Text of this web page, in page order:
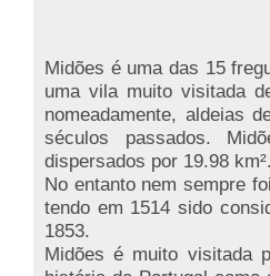
Midões é uma das 15
uma vila muito visitada
nomeadamente, aldeias
séculos passados.
dispersados por 19.98 km².
No entanto nem sempre
tendo em 1514 sido
1853.
Midões é muito visitada